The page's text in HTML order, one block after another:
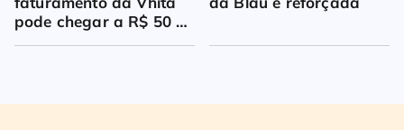
pode chegar a R$ 50
milhões